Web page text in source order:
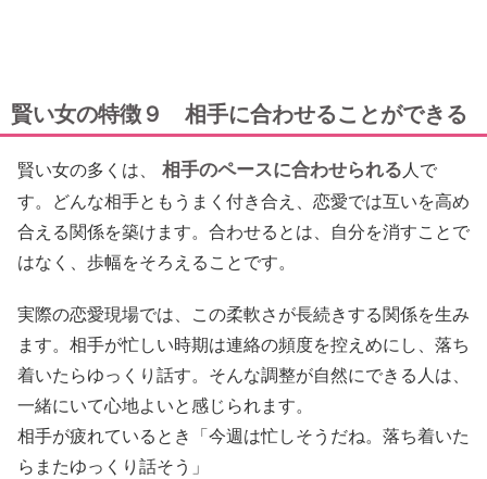
賢い女の特徴９ 相手に合わせることができる
賢い女の多くは、 相手のペースに合わせられる 人で
す。どんな相手ともうまく付き合え、恋愛では互いを高め
合える関係を築けます。合わせるとは、自分を消すことで
はなく、歩幅をそろえることです。
実際の恋愛現場では、この柔軟さが長続きする関係を生み
ます。相手が忙しい時期は連絡の頻度を控えめにし、落ち
着いたらゆっくり話す。そんな調整が自然にできる人は、
一緒にいて心地よいと感じられます。
相手が疲れているとき「今週は忙しそうだね。落ち着いた
らまたゆっくり話そう」